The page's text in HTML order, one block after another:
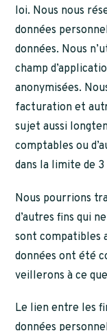
loi. Nous nous
données
données. Nous
champ
anonymisées.
facturation et
sujet aussi
comptables ou
dans la limite de
Nous pourrions
d’autres fins qui
sont compatibles
données ont été
veillerons à ce
Le lien entre les
données